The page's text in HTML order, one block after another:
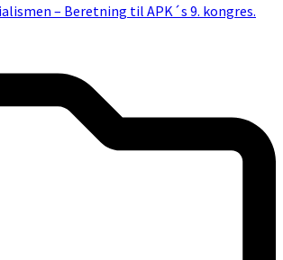
– Beretning til APK´s 9. kongres.